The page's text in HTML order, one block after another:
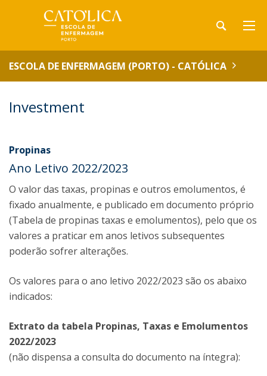
ESCOLA DE ENFERMAGEM (PORTO) - CATÓLICA
Investment
Propinas
Ano Letivo 2022/2023
O valor das taxas, propinas e outros emolumentos, é
fixado anualmente, e publicado em documento próprio
(Tabela de propinas taxas e emolumentos), pelo que os
valores a praticar em anos letivos subsequentes
poderão sofrer alterações.
Os valores para o ano letivo 2022/2023 são os abaixo
indicados:
Extrato da tabela Propinas, Taxas e Emolumentos
2022/2023
(não dispensa a consulta do documento na íntegra):